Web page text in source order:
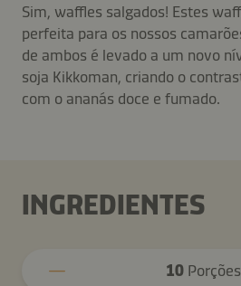
Sim, waffles salgados! Estes
perfeita para os nossos
de ambos é levado a um novo
soja Kikkoman, criando o
com o ananás doce e fumado.
INGREDIENTES
10Porções